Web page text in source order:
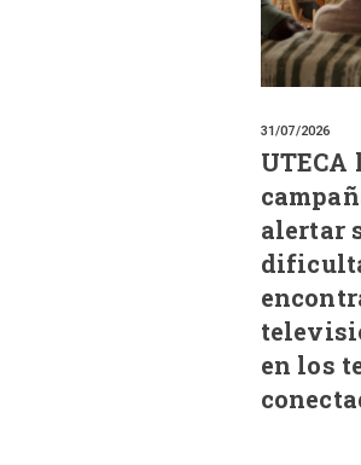
31/07/2026
UTECA
alertar
en los